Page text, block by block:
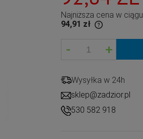
Najniższa cena w
94,91 zł
- +
Wysyłka w 24h
sklep@zadzior.pl
530 582 918